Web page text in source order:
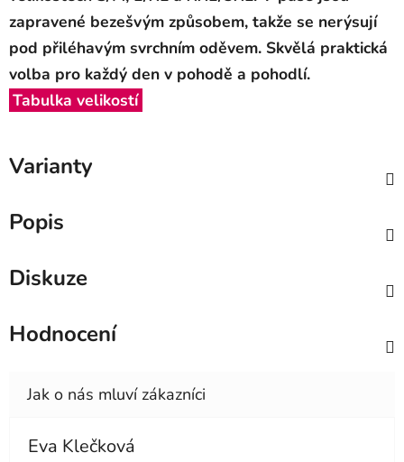
zapravené bezešvým způsobem, takže se nerýsují
pod přiléhavým svrchním oděvem. Skvělá praktická
volba pro každý den v pohodě a pohodlí.
Tabulka velikostí
Varianty
Popis
Diskuze
Hodnocení
Eva Klečková